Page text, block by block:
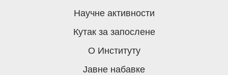
Научне активности
Кутак за запослене
О Институту
Јавне набавке